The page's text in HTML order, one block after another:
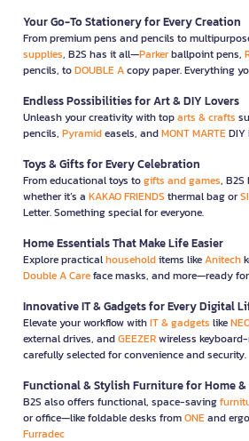
Your Go-To Stationery for Every Creation
From premium pens and pencils to
supplies, B2S has it all—Parkerballpoint pens,
pencils, toDOUBLE Acopy paper. Everything
Endless Possibilities for Art & DIY Lovers
Unleash your creativity with toparts & crafts
pencils, Pyramideasels, andMONT MARTE
Toys & Gifts for Every Celebration
From educational toys togifts and games,
whether it’s a KAKAO FRIENDS thermal bag or
Letter. Something special for everyone.
Home Essentials That Make Life Easier
Explore practicalhouseholditems likeAnitech
Double A Careface masks, and more—ready
Innovative IT & Gadgets for Every Digital
Elevate your workflow withIT & gadgets like
external drives, andGEEZERwireless
carefully selected for convenience and security.
Functional & Stylish Furniture for Home &
B2S also offers functional, space-saving
or office—like foldable desks fromONEand
Furradec